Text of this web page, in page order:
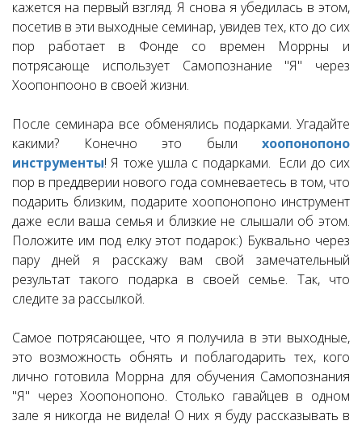
кажется на первый взгляд. Я снова я убедилась в этом,
посетив в эти выходные семинар, увидев тех, кто до сих
пор работает в Фонде со времен Моррны и
потрясающе использует Самопознание "Я" через
Хоопонпооно в своей жизни.
После семинара все обменялись подарками. Угадайте
какими? Конечно это были хоопонопоно
инструменты! Я тоже ушла с подарками. Если до сих
пор в преддверии нового года сомневаетесь в том, что
подарить близким, подарите хоопонопоно инструмент
даже если ваша семья и близкие не слышали об этом.
Положите им под елку этот подарок:) Буквально через
пару дней я расскажу вам свой замечательный
результат такого подарка в своей семье. Так, что
следите за рассылкой.
Самое потрясающее, что я получила в эти выходные,
это возможность обнять и поблагодарить тех, кого
лично готовила Моррна для обучения Самопознания
"Я" через Хоопонопоно. Столько гавайцев в одном
зале я никогда не видела! О них я буду рассказывать в